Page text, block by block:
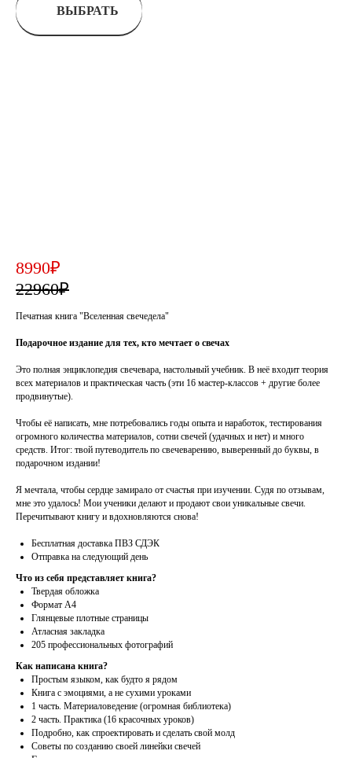
ВЫБРАТЬ
8990₽
22960₽
Печатная книга "Вселенная свечедела"
Подарочное издание для тех, кто мечтает о свечах
Это полная энциклопедия свечевара, настольный учебник. В неё входит теория
всех материалов и практическая часть (эти 16 мастер-классов + другие более
продвинутые).
Чтобы её написать, мне потребовались годы опыта и наработок, тестирования
огромного количества материалов, сотни свечей (удачных и нет) и много
средств. Итог: твой путеводитель по свечеварению, выверенный до буквы, в
подарочном издании!
Я мечтала, чтобы сердце замирало от счастья при изучении. Судя по отзывам,
мне это удалось! Мои ученики делают и продают свои уникальные свечи.
Перечитывают книгу и вдохновляются снова!
Бесплатная доставка ПВЗ СДЭК
Отправка на следующий день
Что из себя представляет книга?
Твердая обложка
Формат А4
Глянцевые плотные страницы
Атласная закладка
205 профессиональных фотографий
Как написана книга?
Простым языком, как будто я рядом
Книга с эмоциями, а не сухими уроками
1 часть. Материаловедение (огромная библиотека)
2 часть. Практика (16 красочных уроков)
Подробно, как спроектировать и сделать свой молд
Советы по созданию своей линейки свечей